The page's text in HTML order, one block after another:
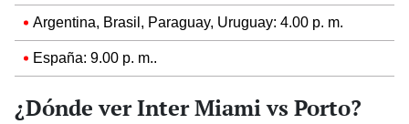
Argentina, Brasil, Paraguay, Uruguay: 4.00 p. m.
España: 9.00 p. m..
¿Dónde ver Inter Miami vs Porto?